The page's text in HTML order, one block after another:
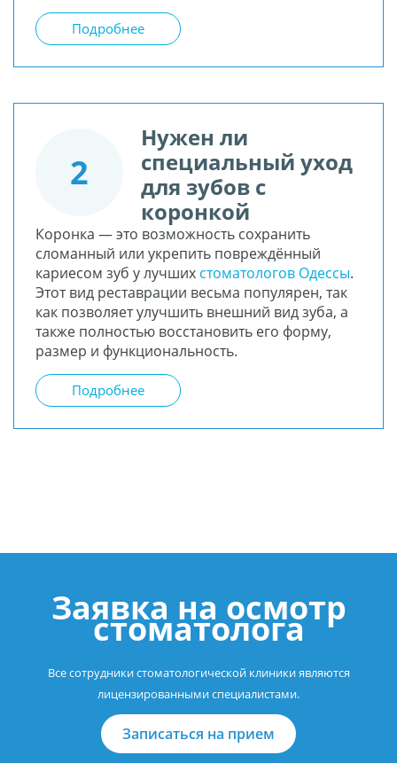
Подробнее
2
Нужен ли
специальный уход
для зубов с
коронкой
Коронка — это возможность сохранить
сломанный или укрепить повреждённый
кариесом зуб у лучших стоматологов Одессы.
Этот вид реставрации весьма популярен, так
как позволяет улучшить внешний вид зуба, а
также полностью восстановить его форму,
размер и функциональность.
Подробнее
Заявка на осмотр
стоматолога
Все сотрудники стоматологической клиники являются
лицензированными специалистами.
Записаться на прием